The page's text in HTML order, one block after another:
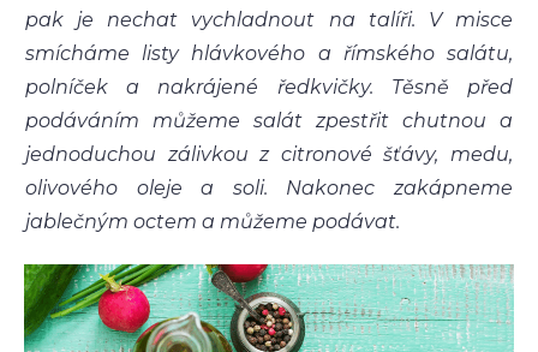
pak je nechat vychladnout na talíři. V misce
smícháme listy hlávkového a římského salátu,
polníček a nakrájené ředkvičky. Těsně před
podáváním můžeme salát zpestřit chutnou a
jednoduchou zálivkou z citronové šťávy, medu,
olivového oleje a soli. Nakonec zakápneme
jablečným octem a můžeme podávat.